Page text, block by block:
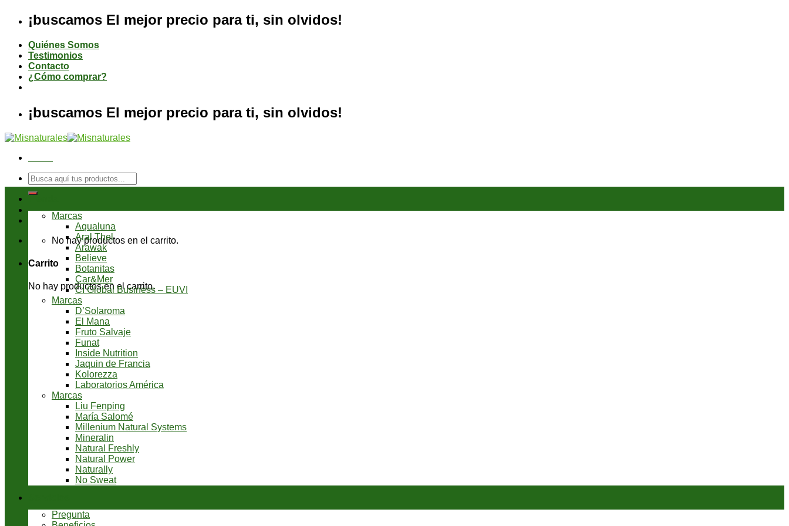
¡buscamos El mejor precio para ti, sin olvidos!
Quiénes Somos
Testimonios
Contacto
¿Cómo comprar?
¡buscamos El mejor precio para ti, sin olvidos!
Buscar
por:
No hay productos en el carrito.
Carrito
No hay productos en el carrito.
Marcas
Aqualuna
Aral Thel
Arawak
Believe
Botanitas
Car&Mer
CI Global Business – EUVI
Marcas
D’Solaroma
El Mana
Fruto Salvaje
Funat
Inside Nutrition
Jaquin de Francia
Kolorezza
Laboratorios América
Marcas
Liu Fenping
María Salomé
Millenium Natural Systems
Mineralin
Natural Freshly
Natural Power
Naturally
No Sweat
Pregunta